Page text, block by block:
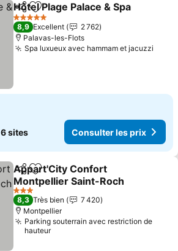
PartagerAjouter à mes favoris
Hôtel Plage Palace & Spa
5 Étoiles
8,9 Excellent
2 762
Palavas-les-Flots
Spa luxueux avec hammam et jacuzzi
6 sites Consulter les prix
PartagerAjouter à mes favoris
Appart'City Confort
Montpellier Saint-Roch
Consulter les prix
3 Étoiles
8,3 Très bien
7 420
Montpellier
Parking souterrain avec restriction de
hauteur